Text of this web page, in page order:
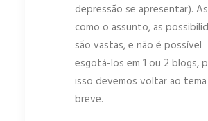
depressão se apresentar).
como o assunto, as
são vastas, e não é possível
esgotá-los em 1 ou 2 blogs,
isso devemos voltar ao tema
breve.